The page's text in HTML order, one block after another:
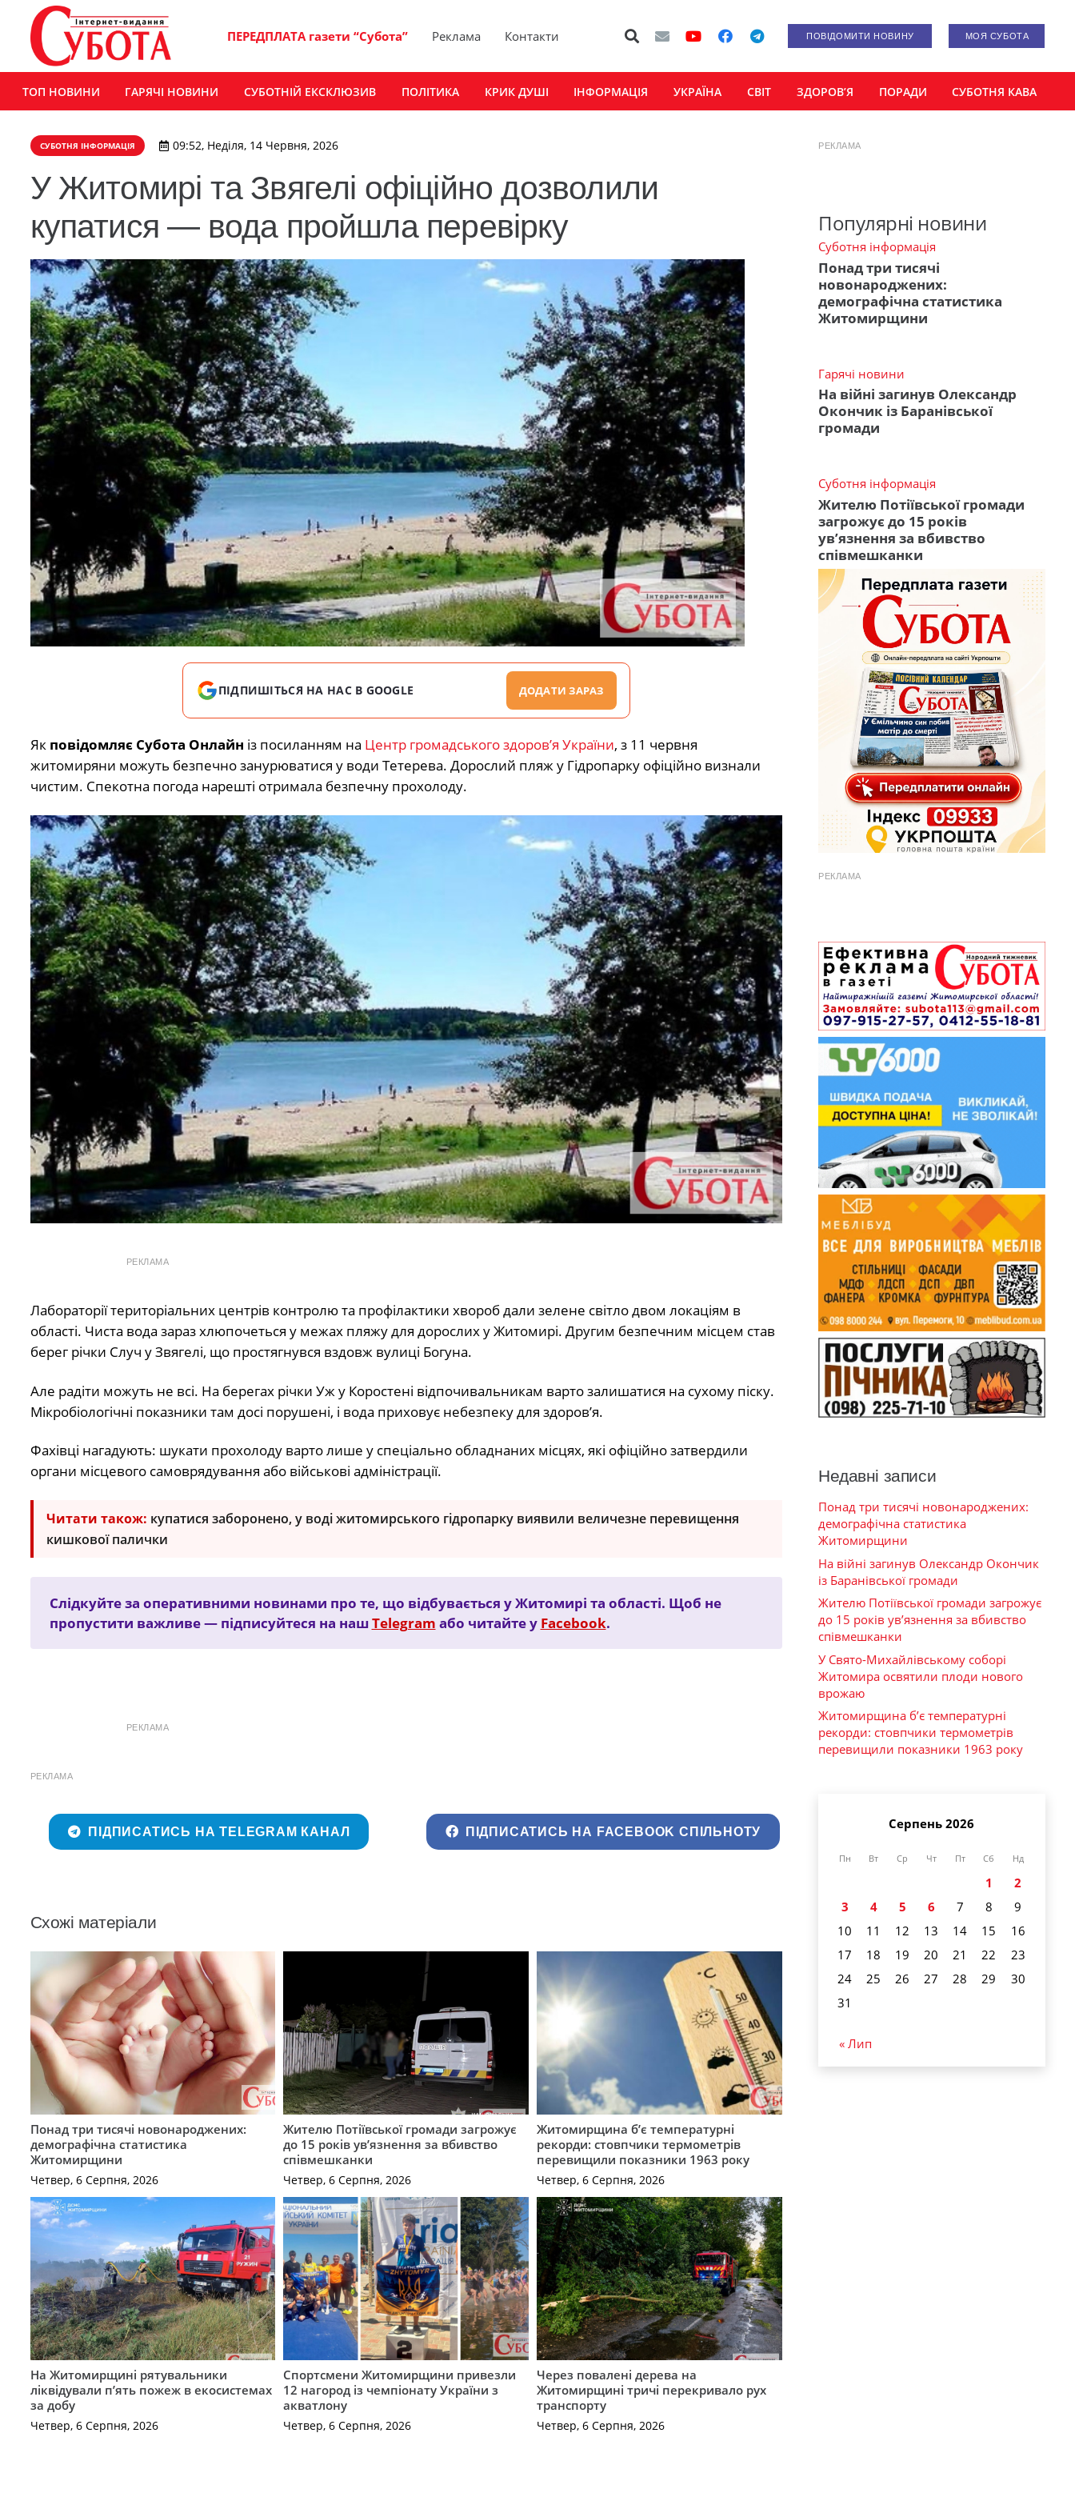
ПЕРЕДПЛАТА газети “Субота” Реклама Контакти ПОВІДОМИТИ НОВИНУ МОЯ СУБОТА
ТОП НОВИНИ ГАРЯЧІ НОВИНИ СУБОТНІЙ ЕКСКЛЮЗИВ ПОЛІТИКА КРИК ДУШІ ІНФОРМАЦІЯ УКРАЇНА СВІТ ЗДОРОВ’Я ПОРАДИ СУБОТНЯ КАВА
СУБОТНЯ ІНФОРМАЦІЯ 09:52, Неділя, 14 Червня, 2026
У Житомирі та Звягелі офіційно дозволили
купатися — вода пройшла перевірку
ПІДПИШІТЬСЯ НА НАС В GOOGLE ДОДАТИ ЗАРАЗ
Як повідомляє Субота Онлайн із посиланням на Центр громадського здоров’я України, з 11 червня
житомиряни можуть безпечно занурюватися у води Тетерева. Дорослий пляж у Гідропарку офіційно визнали
чистим. Спекотна погода нарешті отримала безпечну прохолоду.
РЕКЛАМА
Лабораторії територіальних центрів контролю та профілактики хвороб дали зелене світло двом локаціям в
області. Чиста вода зараз хлюпочеться у межах пляжу для дорослих у Житомирі. Другим безпечним місцем став
берег річки Случ у Звягелі, що простягнувся вздовж вулиці Богуна.
Але радіти можуть не всі. На берегах річки Уж у Коростені відпочивальникам варто залишатися на сухому піску.
Мікробіологічні показники там досі порушені, і вода приховує небезпеку для здоров’я.
Фахівці нагадують: шукати прохолоду варто лише у спеціально обладнаних місцях, які офіційно затвердили
органи місцевого самоврядування або військові адміністрації.
Читати також: купатися заборонено, у воді житомирського гідропарку виявили величезне перевищення
кишкової палички
Слідкуйте за оперативними новинами про те, що відбувається у Житомирі та області. Щоб не
пропустити важливе — підписуйтеся на нашTelegram або читайте у Facebook.
РЕКЛАМА
РЕКЛАМА
ПІДПИСАТИСЬ НА TELEGRAM КАНАЛ ПІДПИСАТИСЬ НА FACEBOOK СПІЛЬНОТУ
Схожі матеріали
Понад три тисячі новонароджених:
демографічна статистика
Житомирщини
Четвер, 6 Серпня, 2026
Жителю Потіївської громади загрожує
до 15 років ув’язнення за вбивство
співмешканки
Четвер, 6 Серпня, 2026
Житомирщина б’є температурні
рекорди: стовпчики термометрів
перевищили показники 1963 року
Четвер, 6 Серпня, 2026
На Житомирщині рятувальники
ліквідували п’ять пожеж в екосистемах
за добу
Четвер, 6 Серпня, 2026
Спортсмени Житомирщини привезли
12 нагород із чемпіонату України з
акватлону
Четвер, 6 Серпня, 2026
Через повалені дерева на
Житомирщині тричі перекривало рух
транспорту
Четвер, 6 Серпня, 2026
РЕКЛАМА
Популярні новини
Суботня інформація
Понад три тисячі
новонароджених:
демографічна статистика
Житомирщини
Гарячі новини
На війні загинув Олександр
Окончик із Баранівської
громади
Суботня інформація
Жителю Потіївської громади
загрожує до 15 років
ув’язнення за вбивство
співмешканки
РЕКЛАМА
Недавні записи
Понад три тисячі новонароджених:
демографічна статистика
Житомирщини
На війні загинув Олександр Окончик
із Баранівської громади
Жителю Потіївської громади загрожує
до 15 років ув’язнення за вбивство
співмешканки
У Свято-Михайлівському соборі
Житомира освятили плоди нового
врожаю
Житомирщина б’є температурні
рекорди: стовпчики термометрів
перевищили показники 1963 року
Серпень 2026
Пн Вт Ср Чт Пт Сб Нд
1
2
3
4 5 6 7 8
9
10
11 12 13 14 15
16
17
18 19 20 21 22
23
24
25 26 27 28 29
30
31
« Лип